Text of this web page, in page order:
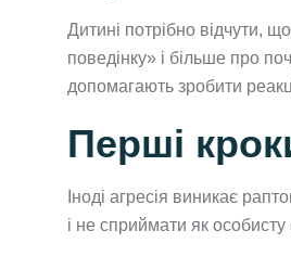
Дитині потрібно відчути,
поведінку» і більше про
допомагають зробити
Перші
Іноді агресія виникає
і не сприймати як